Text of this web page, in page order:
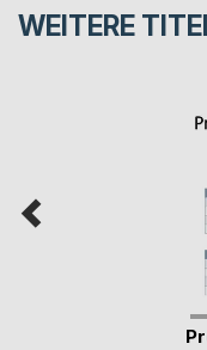
WEITERE